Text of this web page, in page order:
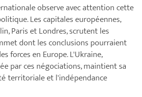
observe avec attention cette
Les capitales européennes,
Paris et Londres, scrutent les
dont les conclusions pourraient
forces en Europe. L'Ukraine,
par ces négociations, maintient sa
territoriale et l'indépendance